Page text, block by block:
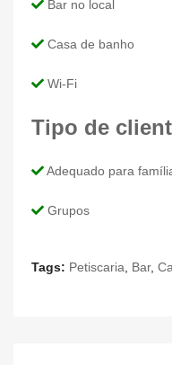
Bar no local
Casa de banho
Wi-Fi
Tipo de
Adequado para
Grupos
Tags: Petiscaria Bar,